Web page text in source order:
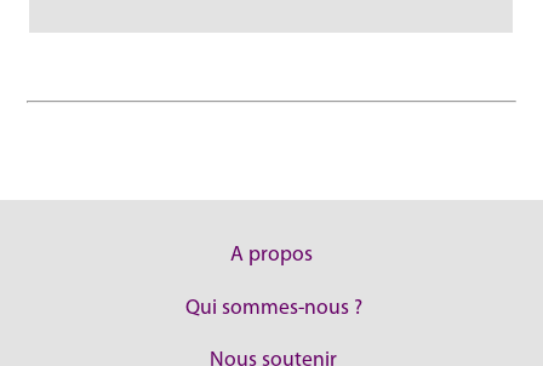
A propos
Qui sommes-nous ?
Nous soutenir